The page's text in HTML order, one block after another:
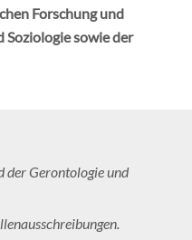
Forschung und
Soziologie sowie der
der Gerontologie und